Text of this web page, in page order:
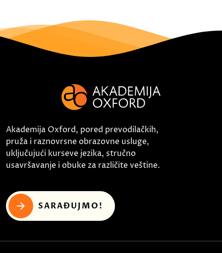
Akademija Oxford, pored prevodilačkih,
pruža i raznovrsne obrazovne usluge,
uključujući kurseve jezika, stručno
usavršavanje i obuke za različite veštine.
SARAĐUJMO!